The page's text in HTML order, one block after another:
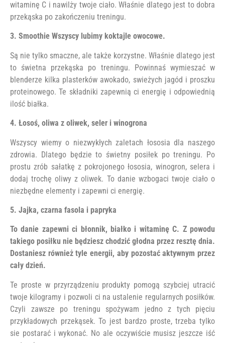
witaminę C i nawilży twoje ciało. Właśnie dlatego jest to dobra
przekąska po zakończeniu treningu.
3. Smoothie Wszyscy lubimy koktajle owocowe.
Są nie tylko smaczne, ale także korzystne. Właśnie dlatego jest
to świetna przekąska po treningu. Powinnaś wymieszać w
blenderze kilka plasterków awokado, swieżych jagód i proszku
proteinowego. Te składniki zapewnią ci energię i odpowiednią
ilość białka.
4. Łosoś, oliwa z oliwek, seler i winogrona
Wszyscy wiemy o niezwykłych zaletach łososia dla naszego
zdrowia. Dlatego będzie to świetny posiłek po treningu. Po
prostu zrób sałatkę z pokrojonego łososia, winogron, selera i
dodaj trochę oliwy z oliwek. To danie wzbogaci twoje ciało o
niezbędne elementy i zapewni ci energię.
5. Jajka, czarna fasola i papryka
To danie zapewni ci błonnik, białko i witaminę C. Z powodu
takiego posiłku nie będziesz chodzić głodna przez resztę dnia.
Dostaniesz również tyle energii, aby pozostać aktywnym przez
cały dzień.
Te proste w przyrządzeniu produkty pomogą szybciej utracić
twoje kilogramy i pozwoli ci na ustalenie regularnych posiłków.
Czyli zawsze po treningu spożywam jedno z tych pięciu
przykładowych przekąsek. To jest bardzo proste, trzeba tylko
sie postarać i wykonać. No ale oczywiście musisz jeszcze iść